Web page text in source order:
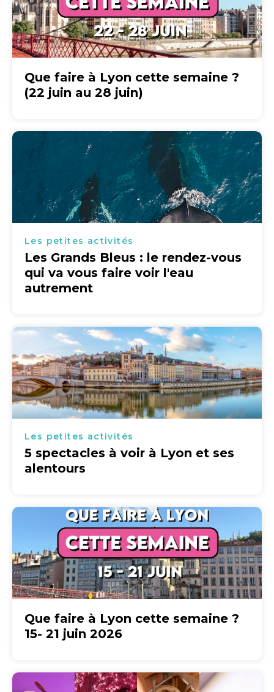
Que faire à Lyon cette semaine ?
(22 juin au 28 juin)
Les petites activités
Les Grands Bleus : le rendez-vous
qui va vous faire voir l'eau
autrement
Les petites activités
5 spectacles à voir à Lyon et ses
alentours
Que faire à Lyon cette semaine ?
15- 21 juin 2026